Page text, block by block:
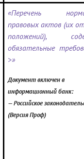
«Перечень
правовых актов (их
положений),
обязательные
>»
Документ включен в
информационный банк:
— Российское
(Версия Проф)